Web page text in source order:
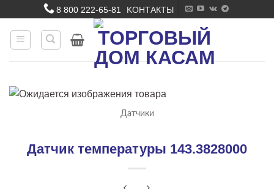
content
8 800 222-65-81 KОНТАКТЫ
Датчики
Датчик температуры 143.3828000